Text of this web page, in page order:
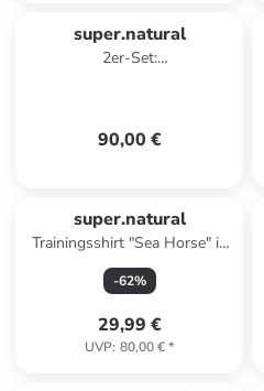
super.natural
2er-Set:
90,00 €
super.natural
Trainingsshirt "Sea Horse" in
Blau
-62%
29,99 €
UVP: 80,00 €*